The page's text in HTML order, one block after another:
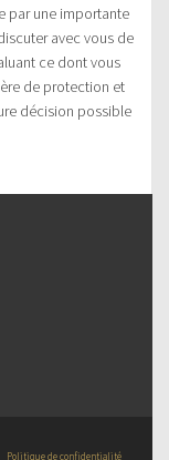
par une importante
avec vous de
ce dont vous
de protection et
décision possible
Politique de confidentialité